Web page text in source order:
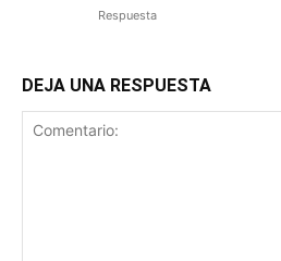
Respuesta
DEJA UNA RESPUESTA